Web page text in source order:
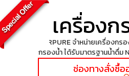
เครื่องก
KINGWATERPURE จำหน่ายเครื่องก
กรองน้ำ ได้รับมาตรฐานน้ำดื่ม
ช่องทางสั่งซื้อ